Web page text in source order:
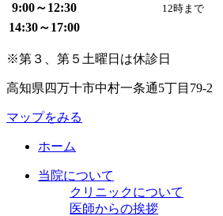
9:00～12:30
12時まで
14:30～17:00
※第３、第５土曜日は休診日
高知県四万十市中村一条通5丁目79-2
マップをみる
ホーム
当院について
クリニックについて
医師からの挨拶